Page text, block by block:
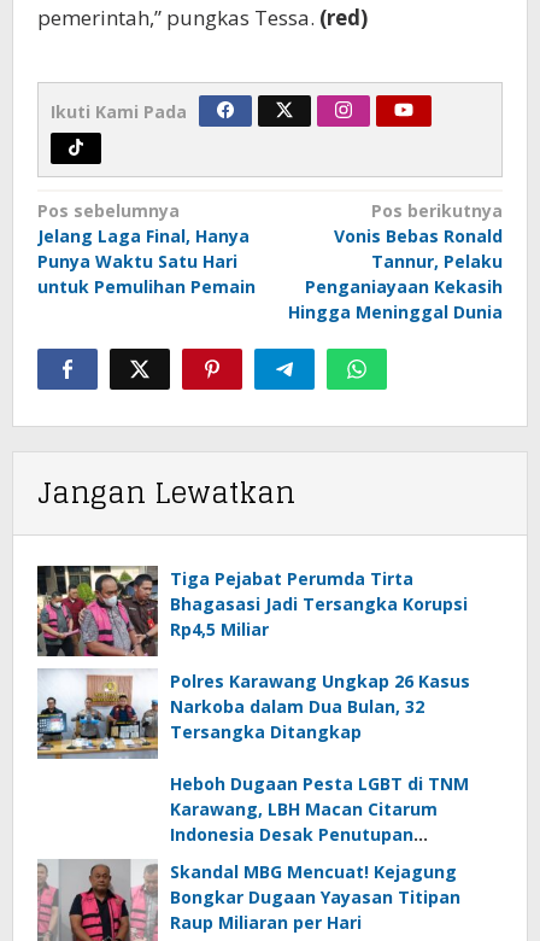
pemerintah,” pungkas Tessa. (red)
Ikuti Kami Pada
Navigasi
pos
Pos sebelumnya
Jelang Laga Final, Hanya
Punya Waktu Satu Hari
untuk Pemulihan Pemain
Pos berikutnya
Vonis Bebas Ronald
Tannur, Pelaku
Penganiayaan Kekasih
Hingga Meninggal Dunia
Jangan Lewatkan
Tiga Pejabat Perumda Tirta
Bhagasasi Jadi Tersangka Korupsi
Rp4,5 Miliar
Polres Karawang Ungkap 26 Kasus
Narkoba dalam Dua Bulan, 32
Tersangka Ditangkap
Heboh Dugaan Pesta LGBT di TNM
Karawang, LBH Macan Citarum
Indonesia Desak Penutupan
Skandal MBG Mencuat! Kejagung
Bongkar Dugaan Yayasan Titipan
Raup Miliaran per Hari